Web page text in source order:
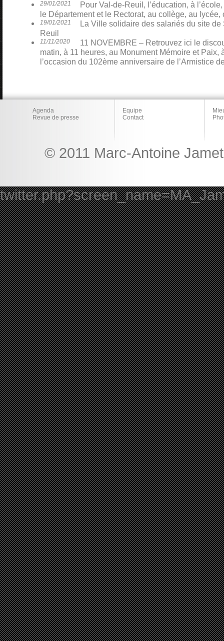
29/01/2021
Pour Val-de-Reuil, l’éducation, à
le Département et le Rectorat, au collège, au lycée,
19/01/2021
La Ville solidaire des salariés du site de
Reuil
11/11/2020
11 NOVEMBRE – Retrouvez ici le
matin, à 11 heures, au Monument Mémoire et Paix,
l’occasion du 102ème anniversaire de l’Armistice
Agenda
Revue de presse
Equipe
Contact
© 2011 Marc-Antoine